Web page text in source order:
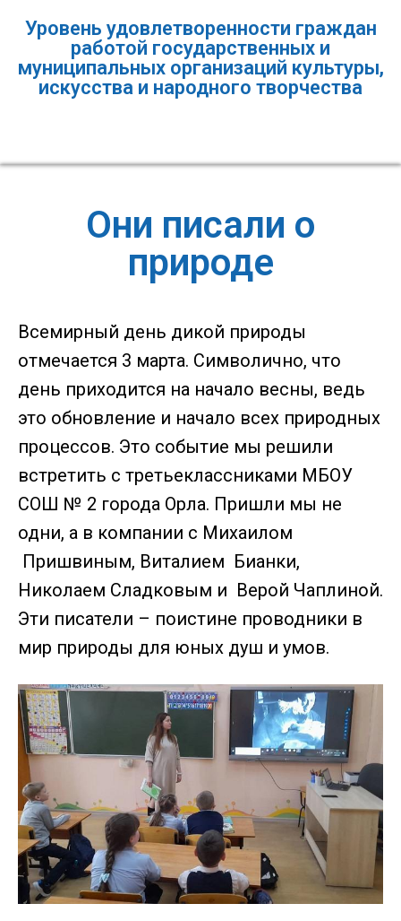
Уровень удовлетворенности граждан
работой государственных и
муниципальных организаций культуры,
искусства и народного творчества
Они писали о
природе
Всемирный день дикой природы
отмечается 3 марта. Символично, что
день приходится на начало весны, ведь
это обновление и начало всех природных
процессов. Это событие мы решили
встретить с третьеклассниками МБОУ
СОШ № 2 города Орла. Пришли мы не
одни, а в компании с Михаилом
Пришвиным, Виталием Бианки,
Николаем Сладковым и Верой Чаплиной.
Эти писатели – поистине проводники в
мир природы для юных душ и умов.